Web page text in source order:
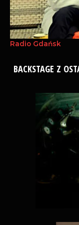
Radio Gdańsk
BACKSTAGE Z